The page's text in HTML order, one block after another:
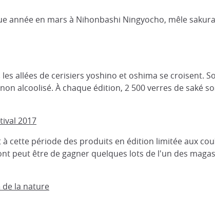
année en mars à Nihonbashi Ningyocho, mêle
allées de cerisiers yoshino et oshima se croisent.
alcoolisé. À chaque édition, 2 500 verres de saké
2017
cette période des produits en édition limitée aux
peut être de gagner quelques lots de l'un des
de la nature